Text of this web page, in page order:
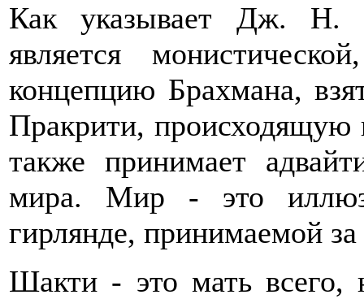
Как указывает Дж. Н.
является
концепцию Брахмана,
Пракрити,
также принимает
мира. Мир - это
гирлянде, принимаемой
Шакти - это мать всего,